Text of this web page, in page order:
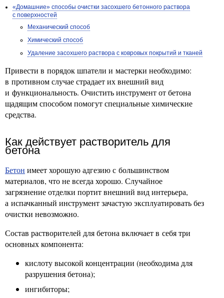
«Домашние» способы очистки засохшего бетонного раствора
с поверхностей
Механический способ
Химический способ
Удаление засохшего раствора с ковровых покрытий и тканей
Привести в порядок шпатели и мастерки необходимо:
в противном случае страдает их внешний вид
и функциональность. Очистить инструмент от бетона
щадящим способом помогут специальные химические
средства.
Как действует растворитель для
бетона
Бетон имеет хорошую адгезию с большинством
материалов, что не всегда хорошо. Случайное
загрязнение отделки портит внешний вид интерьера,
а испачканный инструмент зачастую эксплуатировать без
очистки невозможно.
Состав растворителей для бетона включает в себя три
основных компонента:
кислоту высокой концентрации (необходима для
разрушения бетона);
ингибиторы;